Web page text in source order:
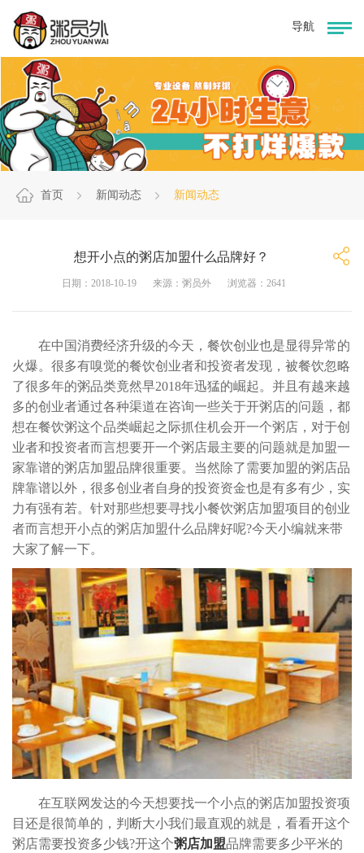
首页 新闻动态 新闻动态
想开小点的粥店加盟什么品牌好？
日期：2018-10-19 来源：粥员外 浏览器：2641
在中国消费经济升级的今天，餐饮创业也是显得异常的
火爆。很多有嗅觉的餐饮创业者和投资者发现，被餐饮忽略
了很多年的粥品类竟然早2018年迅猛的崛起。并且有越来越
多的创业者通过各种渠道在咨询一些关于开粥店的问题，都
想在餐饮粥这个品类崛起之际抓住机会开一个粥店，对于创
业者和投资者而言想要开一个粥店最主要的问题就是加盟一
家靠谱的粥店加盟品牌很重要。当然除了需要加盟的粥店品
牌靠谱以外，很多创业者自身的投资资金也是有多有少，实
力有强有若。针对那些想要寻找小餐饮粥店加盟项目的创业
者而言想开小点的粥店加盟什么品牌好呢?今天小编就来带
大家了解一下。
在互联网发达的今天想要找一个小点的粥店加盟投资项
目还是很简单的，判断大小我们最直观的就是，看看开这个
粥店需要投资多少钱?开这个粥店加盟品牌需要多少平米的